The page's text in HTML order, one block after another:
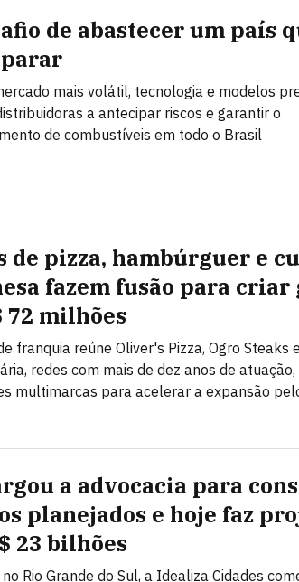
de abastecer um país
mais volátil, tecnologia e modelos
a antecipar riscos e garantir o
de combustíveis em todo o Brasil
de pizza, hambúrguer e
fazem fusão para criar
72 milhões
franquia reúne Oliver's Pizza, Ogro Steaks
redes com mais de dez anos de
multimarcas para acelerar a expansão
a advocacia para
planejados e hoje faz
23 bilhões
Rio Grande do Sul, a Idealiza Cidades